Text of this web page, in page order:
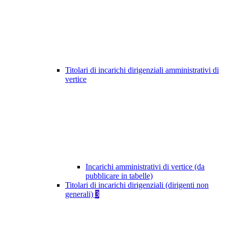
Titolari di incarichi dirigenziali amministrativi di
vertice
Incarichi amministrativi di vertice (da
pubblicare in tabelle)
Titolari di incarichi dirigenziali (dirigenti non
generali) 3